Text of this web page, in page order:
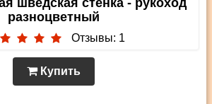
шведская стенка - рукоход
разноцветный
Отзывы: 1
Купить